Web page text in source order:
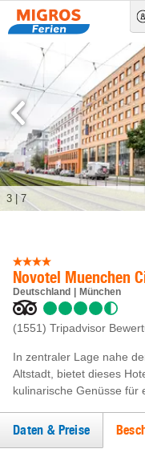
Novotel Muenchen
Deutschland München
(1551) Tripadvisor
In zentraler Lage nahe
Altstadt, bietet dieses
kulinarische Genüsse für
3 |7
Daten & Preise